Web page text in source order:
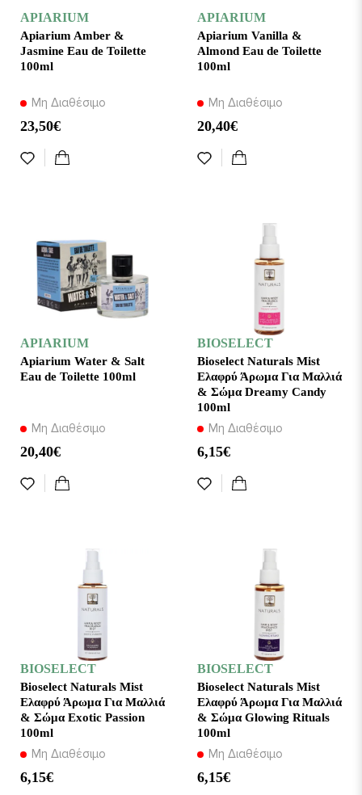
APIARIUM
Apiarium Amber &
Jasmine Eau de Toilette
100ml
Μη Διαθέσιμο
23,50€
APIARIUM
Apiarium Vanilla &
Almond Eau de Toilette
100ml
Μη Διαθέσιμο
20,40€
APIARIUM
Apiarium Water & Salt
Eau de Toilette 100ml
Μη Διαθέσιμο
20,40€
BIOSELECT
Bioselect Naturals Mist
Ελαφρύ Άρωμα Για Μαλλιά
& Σώμα Dreamy Candy
100ml
Μη Διαθέσιμο
6,15€
BIOSELECT
Bioselect Naturals Mist
Ελαφρύ Άρωμα Για Μαλλιά
& Σώμα Exotic Passion
100ml
Μη Διαθέσιμο
6,15€
BIOSELECT
Bioselect Naturals Mist
Ελαφρύ Άρωμα Για Μαλλιά
& Σώμα Glowing Rituals
100ml
Μη Διαθέσιμο
6,15€